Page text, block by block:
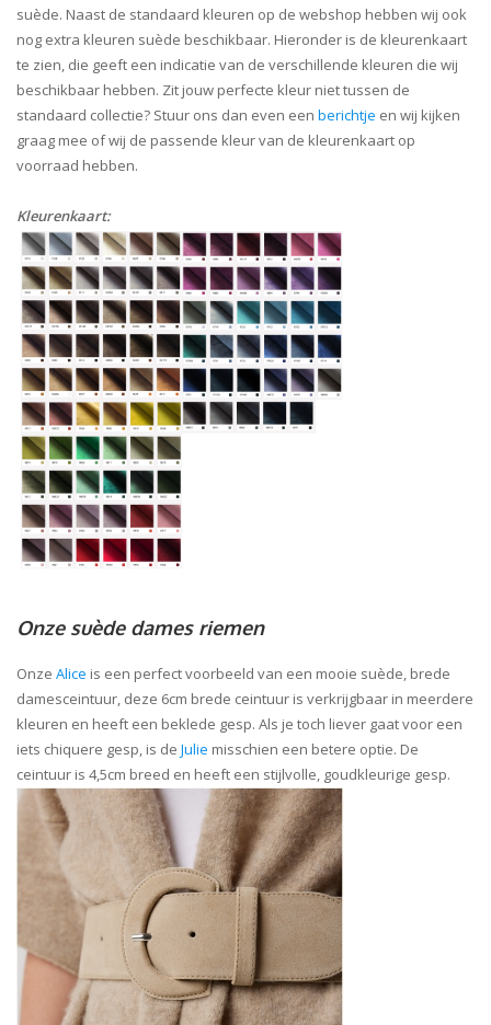
suède. Naast de standaard kleuren op de webshop hebben wij ook
nog extra kleuren suède beschikbaar. Hieronder is de kleurenkaart
te zien, die geeft een indicatie van de verschillende kleuren die wij
beschikbaar hebben. Zit jouw perfecte kleur niet tussen de
standaard collectie? Stuur ons dan even een berichtje en wij kijken
graag mee of wij de passende kleur van de kleurenkaart op
voorraad hebben.
Kleurenkaart:
Onze suède dames riemen
Onze Alice is een perfect voorbeeld van een mooie suède, brede
damesceintuur, deze 6cm brede ceintuur is verkrijgbaar in meerdere
kleuren en heeft een beklede gesp. Als je toch liever gaat voor een
iets chiquere gesp, is de Julie misschien een betere optie. De
ceintuur is 4,5cm breed en heeft een stijlvolle, goudkleurige gesp.